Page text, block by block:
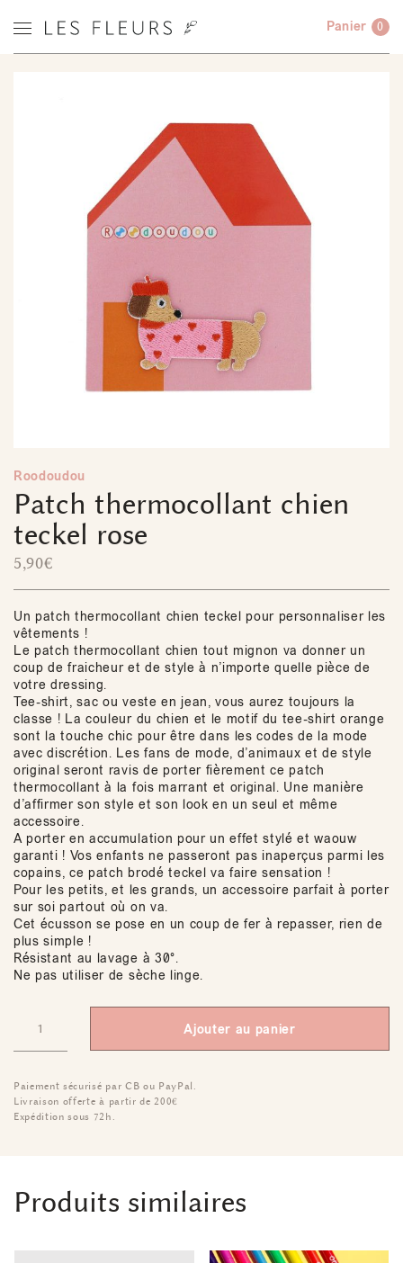
Panier 0
Roodoudou
Patch thermocollant chien
teckel rose
5,90€
Un patch thermocollant chien teckel pour personnaliser les
vêtements !
Le patch thermocollant chien tout mignon va donner un
coup de fraicheur et de style à n’importe quelle pièce de
votre dressing.
Tee-shirt, sac ou veste en jean, vous aurez toujours la
classe ! La couleur du chien et le motif du tee-shirt orange
sont la touche chic pour être dans les codes de la mode
avec discrétion. Les fans de mode, d’animaux et de style
original seront ravis de porter fièrement ce patch
thermocollant à la fois marrant et original. Une manière
d’affirmer son style et son look en un seul et même
accessoire.
A porter en accumulation pour un effet stylé et waouw
garanti ! Vos enfants ne passeront pas inaperçus parmi les
copains, ce patch brodé teckel va faire sensation !
Pour les petits, et les grands, un accessoire parfait à porter
sur soi partout où on va.
Cet écusson se pose en un coup de fer à repasser, rien de
plus simple !
Résistant au lavage à 30°.
Ne pas utiliser de sèche linge.
Ajouter au panier
Paiement sécurisé par CB ou PayPal.
Livraison offerte à partir de 200€
Expédition sous 72h.
Produits similaires